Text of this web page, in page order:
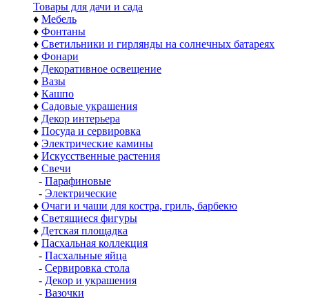
Товары для дачи и сада
♦ Мебель
♦ Фонтаны
♦ Светильники и гирлянды на солнечных батареях
♦ Фонари
♦ Декоративное освещение
♦ Вазы
♦ Кашпо
♦ Садовые украшения
♦ Декор интерьера
♦ Посуда и сервировка
♦ Электрические камины
♦ Искусственные растения
♦ Свечи
- Парафиновые
- Электрические
♦ Очаги и чаши для костра, гриль, барбекю
♦ Светящиеся фигуры
♦ Детская площадка
♦ Пасхальная коллекция
- Пасхальные яйца
- Сервировка стола
- Декор и украшения
- Вазочки